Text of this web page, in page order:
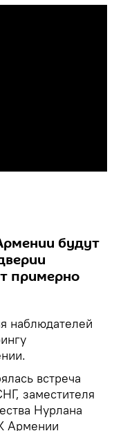
будут
примерно
наблюдателей
встреча
заместителя
Нурлана
Армении